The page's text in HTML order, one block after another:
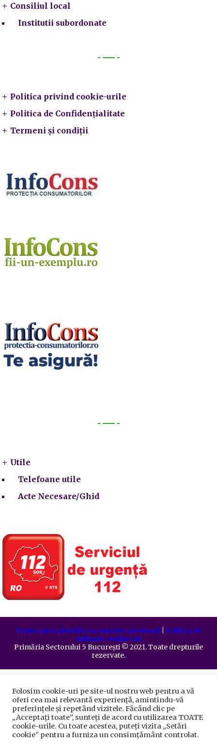
Consiliul local
Institutii subordonate
Politica privind cookie-urile
Politica de Confidențialitate
Termeni și condiții
Utile
Telefoane utile
Acte Necesare/Ghid
Prelucrarea datelor cu caracter personal| Politica de
utilizare cookie-uri
Primăria Sectorului 5 București ©️ 2021. Toate drepturile
rezervate.
Folosim cookie-uri pe site-ul nostru web pentru a vă
oferi cea mai relevantă experiență, amintindu-vă
preferințele și repetând vizitele. Făcând clic pe
„Acceptați toate”, sunteți de acord cu utilizarea TOATE
cookie-urile. Cu toate acestea, puteți vizita „Setări
cookie” pentru a furniza un consimțământ controlat.